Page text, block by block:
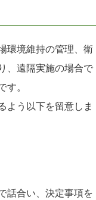
環境維持の管理、衛
、遠隔実施の場合で
す。
よう以下を留意しま
話合い、決定事項を